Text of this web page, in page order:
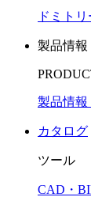
ドミト
製品情報
製品情報
カタログ
ツール
CAD・